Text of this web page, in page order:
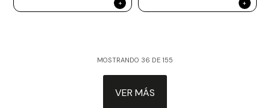
MOSTRANDO 36 DE 155
VER MÁS